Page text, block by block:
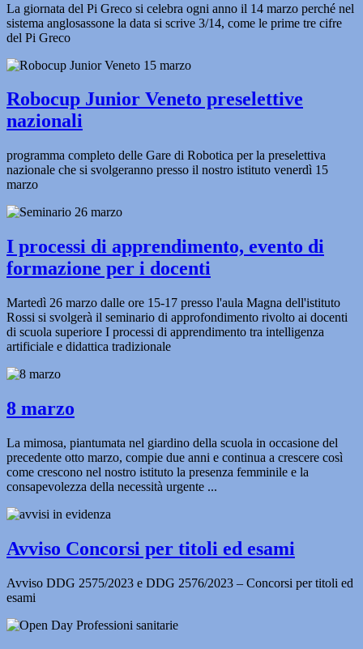
La giornata del Pi Greco si celebra ogni anno il 14 marzo perché nel
sistema anglosassone la data si scrive 3/14, come le prime tre cifre
del Pi Greco
Robocup Junior Veneto preselettive
nazionali
programma completo delle Gare di Robotica per la preselettiva
nazionale che si svolgeranno presso il nostro istituto venerdì 15
marzo
I processi di apprendimento, evento di
formazione per i docenti
Martedì 26 marzo dalle ore 15-17 presso l'aula Magna dell'istituto
Rossi si svolgerà il seminario di approfondimento rivolto ai docenti
di scuola superiore I processi di apprendimento tra intelligenza
artificiale e didattica tradizionale
8 marzo
La mimosa, piantumata nel giardino della scuola in occasione del
precedente otto marzo, compie due anni e continua a crescere così
come crescono nel nostro istituto la presenza femminile e la
consapevolezza della necessità urgente ...
Avviso Concorsi per titoli ed esami
Avviso DDG 2575/2023 e DDG 2576/2023 – Concorsi per titoli ed
esami